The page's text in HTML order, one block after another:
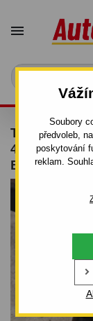
Soubory
předvoleb,
poskytování
reklam.


TAŽNÉ
4DV. - OD